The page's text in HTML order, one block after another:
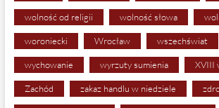
wolność od religii wolność słowa
woroniecki Wrocław wszechświat
wychowanie wyrzuty sumienia XVIII
Zachód zakaz handlu w niedziele